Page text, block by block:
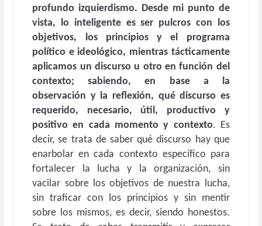
profundo izquierdismo. Desde mi punto de
vista, lo inteligente es ser pulcros con los
objetivos, los principios y el programa
político e ideológico, mientras tácticamente
aplicamos un discurso u otro en función del
contexto; sabiendo, en base a la
observación y la reflexión, qué discurso es
requerido, necesario, útil, productivo y
positivo en cada momento y contexto. Es
decir, se trata de saber qué discurso hay que
enarbolar en cada contexto específico para
fortalecer la lucha y la organización, sin
vacilar sobre los objetivos de nuestra lucha,
sin traficar con los principios y sin mentir
sobre los mismos, es decir, siendo honestos.